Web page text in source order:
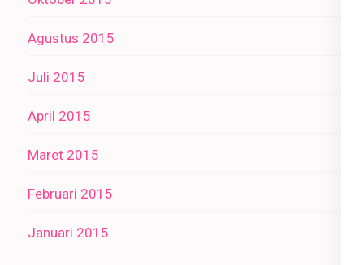
Agustus 2015
Juli 2015
April 2015
Maret 2015
Februari 2015
Januari 2015